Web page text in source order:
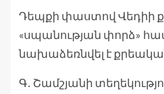
Դեպքի փաստով Վեդիի
«սպանության փորձ»
նախաձեռնվել է
Գ․ Շամշյանի